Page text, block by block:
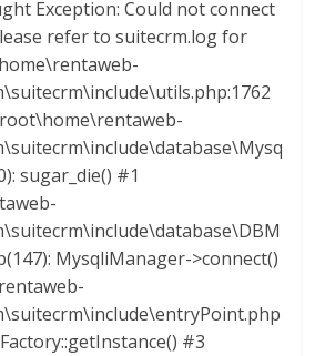
Exception: Could not connect
refer to suitecrm.log for
sugar_die() #1
MysqliManager->connect()
#3